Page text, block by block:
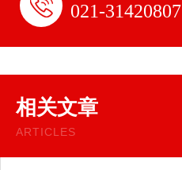
021-31420807
相关文章
ARTICLES